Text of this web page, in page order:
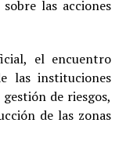
las acciones
el encuentro
las instituciones
de riesgos,
de las zonas